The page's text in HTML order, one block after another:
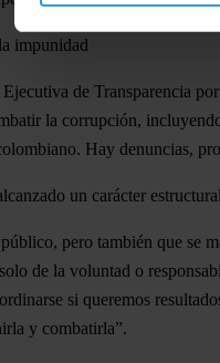
impunidad
de Transparencia
la corrupción,
Hay denuncias,
un carácter
pero también que se
de la voluntad o
si queremos
y combatirla”.